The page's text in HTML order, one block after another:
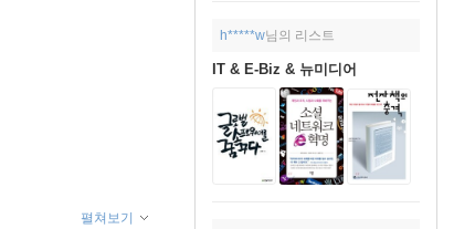
h*****w님의 리스트
IT & E-Biz & 뉴미디어
펼쳐보기